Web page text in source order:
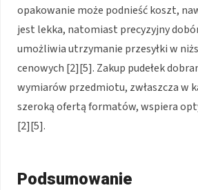
opakowanie może podnieść koszt,
jest lekka, natomiast precyzyjny
umożliwia utrzymanie przesyłki w
cenowych [2][5]. Zakup pudełek
wymiarów przedmiotu, zwłaszcza w
szeroką ofertą formatów, wspiera
[2][5].
Podsumowanie